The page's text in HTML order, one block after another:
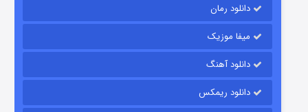
قسمت
دانلود رمان
میفا موزیک
دانلود آهنگ
دانلود ریمکس